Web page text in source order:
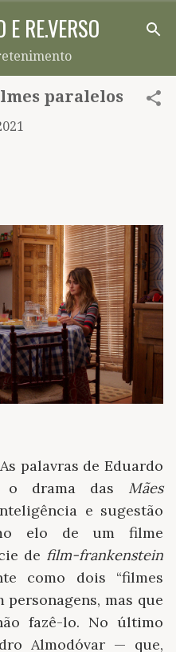
principal
E RE.VERSO
paralelos
palavras de Eduardo
o drama das Mães
e sugestão
elo de um filme
de film-frankenstein
como dois “filmes
mas que
fazê-lo. No último
Almodóvar — que,